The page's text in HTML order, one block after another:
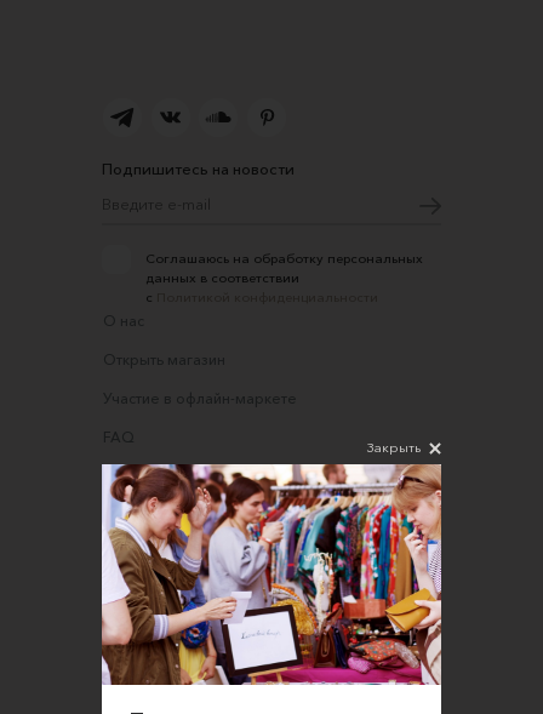
Подпишитесь на новости
Соглашаюсь на обработку персональных
данных в соответствии
с
О нас
Открыть магазин
Участие в офлайн-маркете
FAQ
Требования к фотографиям
Обратная связь
Соглашение об оказании услуг
Правила сайта
Оферта для продавцов
Оферта для покупателей
Политика конфиденциальности
Закрыть